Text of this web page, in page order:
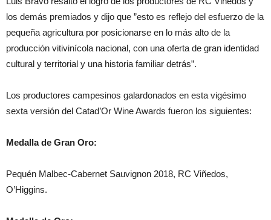
los demás premiados y dijo que ”esto es reflejo del esfuerzo de la
pequeña agricultura por posicionarse en lo más alto de la
producción vitivinícola nacional, con una oferta de gran identidad
cultural y territorial y una historia familiar detrás”.
Los productores campesinos galardonados en esta vigésimo
sexta versión del Catad’Or Wine Awards fueron los siguientes:
Medalla de Gran Oro:
Pequén Malbec-Cabernet Sauvignon 2018, RC Viñedos,
O’Higgins.